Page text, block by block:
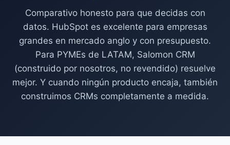
Comparativo honesto para que decidas con
datos. HubSpot es excelente para empresas
grandes en mercado anglo y con presupuesto.
Para PYMEs de LATAM, Salomon CRM
(construido por nosotros, no revendido) resuelve
mejor. Y cuando ningún producto encaja, también
construimos CRMs completamente a medida.